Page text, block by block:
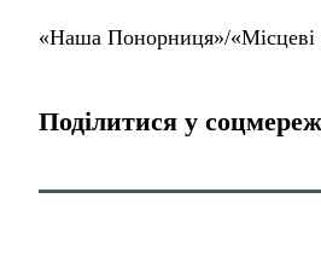
«Наша Понорниця»/«Місцеві
Поділитися у